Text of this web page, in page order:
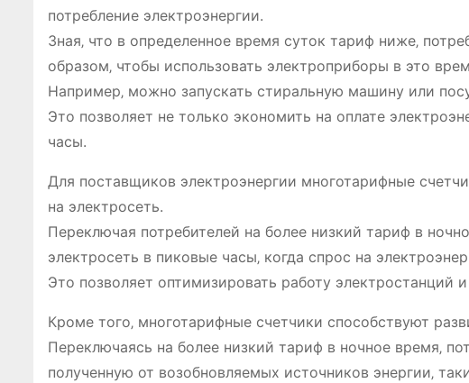
потребление электроэнергии.
Зная‚ что в определенное время суток тариф ниже‚
образом‚ чтобы использовать электроприборы в это
Например‚ можно запускать стиральную машину или
Это позволяет не только экономить на оплате
часы.
Для поставщиков электроэнергии многотарифные
на электросеть.
Переключая потребителей на более низкий тариф в
электросеть в пиковые часы‚ когда спрос на
Это позволяет оптимизировать работу электростанций
Кроме того‚ многотарифные счетчики способствуют
Переключаясь на более низкий тариф в ночное время‚
полученную от возобновляемых источников энергии‚